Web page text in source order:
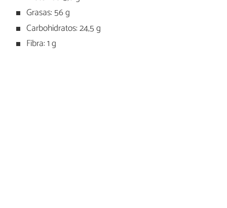
Grasas: 56 g
Carbohidratos: 24,5 g
Fibra: 1 g